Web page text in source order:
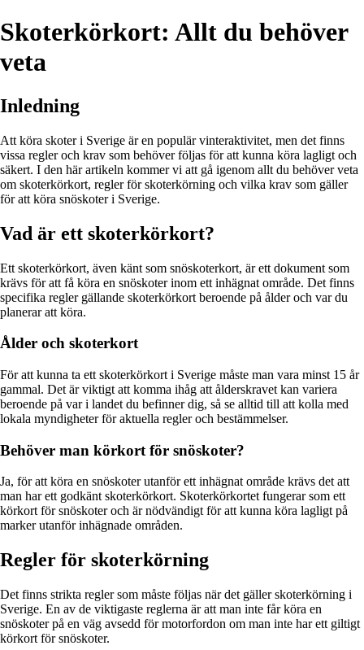
Skoterkörkort: Allt du behöver
veta
Inledning
Att köra skoter i Sverige är en populär vinteraktivitet, men det finns
vissa regler och krav som behöver följas för att kunna köra lagligt och
säkert. I den här artikeln kommer vi att gå igenom allt du behöver veta
om skoterkörkort, regler för skoterkörning och vilka krav som gäller
för att köra snöskoter i Sverige.
Vad är ett skoterkörkort?
Ett skoterkörkort, även känt som snöskoterkort, är ett dokument som
krävs för att få köra en snöskoter inom ett inhägnat område. Det finns
specifika regler gällande skoterkörkort beroende på ålder och var du
planerar att köra.
Ålder och skoterkort
För att kunna ta ett skoterkörkort i Sverige måste man vara minst 15 år
gammal. Det är viktigt att komma ihåg att ålderskravet kan variera
beroende på var i landet du befinner dig, så se alltid till att kolla med
lokala myndigheter för aktuella regler och bestämmelser.
Behöver man körkort för snöskoter?
Ja, för att köra en snöskoter utanför ett inhägnat område krävs det att
man har ett godkänt skoterkörkort. Skoterkörkortet fungerar som ett
körkort för snöskoter och är nödvändigt för att kunna köra lagligt på
marker utanför inhägnade områden.
Regler för skoterkörning
Det finns strikta regler som måste följas när det gäller skoterkörning i
Sverige. En av de viktigaste reglerna är att man inte får köra en
snöskoter på en väg avsedd för motorfordon om man inte har ett giltigt
körkort för snöskoter.